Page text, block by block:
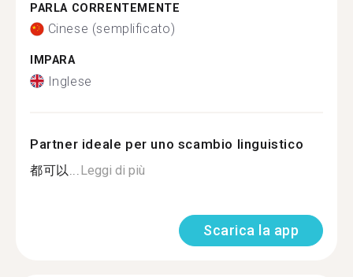
PARLA CORRENTEMENTE
Cinese (semplificato)
IMPARA
Inglese
Partner ideale per uno scambio linguistico
都可以... Leggi di più
Scarica la app